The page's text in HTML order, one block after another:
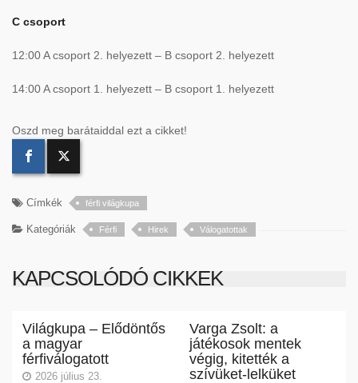
C csoport
12:00 A csoport 2. helyezett – B csoport 2. helyezett
14:00 A csoport 1. helyezett – B csoport 1. helyezett
Oszd meg barátaiddal ezt a cikket!
Címkék férfi világkupa
Kategóriák Férfi Hirek Válogatottak
KAPCSOLÓDÓ CIKKEK
Világkupa – Elődöntős
a magyar
férfiválogatott
2026 július 23.
Varga Zsolt: a
játékosok mentek
végig, kitették a
szívüket-lelküket